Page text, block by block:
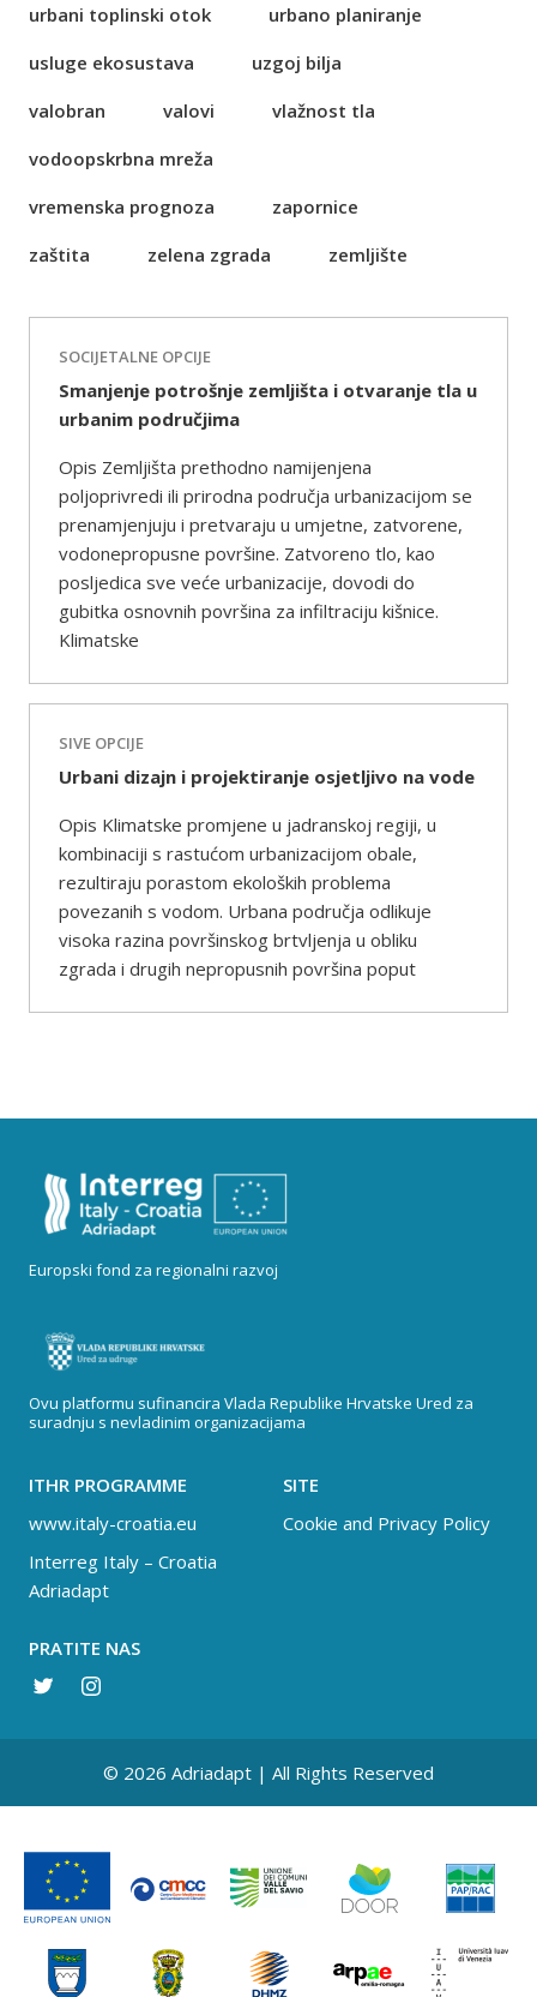
urbani toplinski otok
urbano planiranje
usluge ekosustava
uzgoj bilja
valobran
valovi
vlažnost tla
vodoopskrbna mreža
vremenska prognoza
zapornice
zaštita
zelena zgrada zemljište
SOCIJETALNE OPCIJE
Smanjenje potrošnje zemljišta i otvaranje tla u
urbanim područjima
Opis Zemljišta prethodno namijenjena
poljoprivredi ili prirodna područja urbanizacijom se
prenamjenjuju i pretvaraju u umjetne, zatvorene,
vodonepropusne površine. Zatvoreno tlo, kao
posljedica sve veće urbanizacije, dovodi do
gubitka osnovnih površina za infiltraciju kišnice.
Klimatske
SIVE OPCIJE
Urbani dizajn i projektiranje osjetljivo na vode
Opis Klimatske promjene u jadranskoj regiji, u
kombinaciji s rastućom urbanizacijom obale,
rezultiraju porastom ekoloških problema
povezanih s vodom. Urbana područja odlikuje
visoka razina površinskog brtvljenja u obliku
zgrada i drugih nepropusnih površina poput
Europski fond za regionalni razvoj
Ovu platformu sufinancira Vlada Republike Hrvatske Ured za
suradnju s nevladinim organizacijama
ITHR PROGRAMME
www.italy-croatia.eu
Interreg Italy – Croatia
Adriadapt
SITE
Cookie and Privacy Policy
PRATITE NAS
© 2026 Adriadapt | All Rights Reserved